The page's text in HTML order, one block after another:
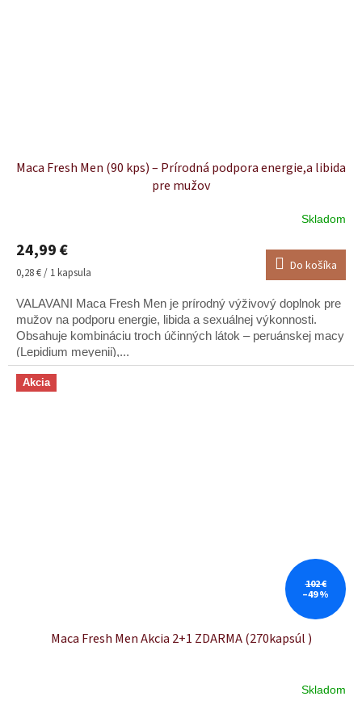
Maca Fresh Men (90 kps) – Prírodná podpora energie,a libida
pre mužov
produktu
je
4,9
z
hviezdičiek.
Skladom
24,99 €
Jednotková
0,28 € / 1 kapsula Do košíka
VALAVANI Maca Fresh Men je prírodný výživový doplnok pre
mužov na podporu energie, libida a sexuálnej výkonnosti.
Obsahuje kombináciu troch účinných látok – peruánskej macy
(Lepidium meyenii),...
Akcia
102 €
–49 %
Maca Fresh Men Akcia 2+1 ZDARMA (270kapsúl )
Skladom